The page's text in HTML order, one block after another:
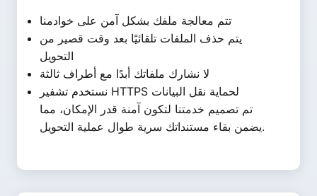
تتم معالجة ملفك بشكل آمن على خوادمنا
يتم حذف الملفات تلقائيًا بعد وقت قصير من
التحويل
لا نشارك ملفاتك أبدًا مع أطراف ثالثة
نستخدم تشفير HTTPS لحماية نقل البيانات
تم تصميم خدمتنا لتكون آمنة قدر الإمكان، مما
يضمن بقاء مستنداتك سرية طوال عملية التحويل.